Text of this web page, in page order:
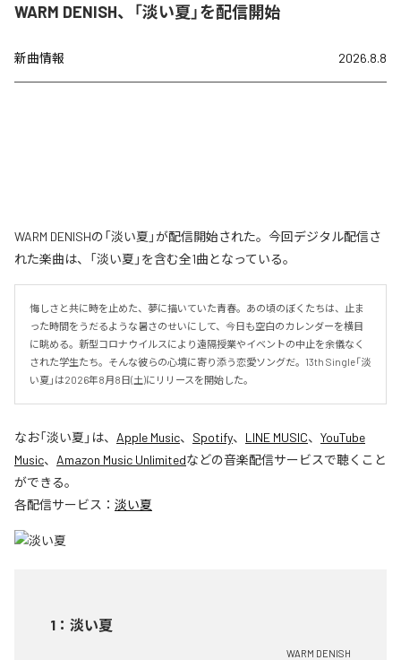
WARM DENISH、「淡い夏」を配信開始
新曲情報 2026.8.8
WARM DENISHの「淡い夏」が配信開始された。今回デジタル配信さ
れた楽曲は、「淡い夏」を含む全1曲となっている。
悔しさと共に時を止めた、夢に描いていた青春。あの頃のぼくたちは、止ま
った時間をうだるような暑さのせいにして、今日も空白のカレンダーを横目
に眺める。新型コロナウイルスにより遠隔授業やイベントの中止を余儀なく
された学生たち。そんな彼らの心境に寄り添う恋愛ソングだ。13th Single「淡
い夏」は2026年8月8日(土)にリリースを開始した。
なお「淡い夏 」は、 Apple Music、 Spotify、 LINE MUSIC、 YouTube
Music、 Amazon Music Unlimitedなどの音楽配信サービスで聴くこと
ができる。
各配信サービス： 淡い夏
1 ： 淡い夏
WARM DENISH